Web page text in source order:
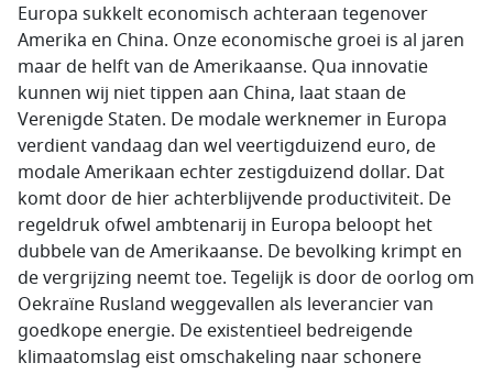
Europa sukkelt economisch achteraan tegenover
Amerika en China. Onze economische groei is al jaren
maar de helft van de Amerikaanse. Qua innovatie
kunnen wij niet tippen aan China, laat staan de
Verenigde Staten. De modale werknemer in Europa
verdient vandaag dan wel veertigduizend euro, de
modale Amerikaan echter zestigduizend dollar. Dat
komt door de hier achterblijvende productiviteit. De
regeldruk ofwel ambtenarij in Europa beloopt het
dubbele van de Amerikaanse. De bevolking krimpt en
de vergrijzing neemt toe. Tegelijk is door de oorlog om
Oekraïne Rusland weggevallen als leverancier van
goedkope energie. De existentieel bedreigende
klimaatomslag eist omschakeling naar schonere